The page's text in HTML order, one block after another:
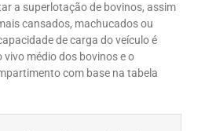
a superlotação de bovinos, assim
cansados, machucados ou
de carga do veículo é
vivo médio dos bovinos e o
com base na tabela